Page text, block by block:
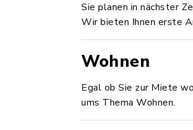
Sie planen in nächster
Wir bieten Ihnen erste
Wohnen
Egal ob Sie zur Miete
ums Thema Wohnen.